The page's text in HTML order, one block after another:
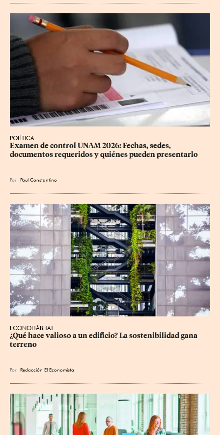
POLÍTICA
Examen de control UNAM 2026: Fechas, sedes,
documentos requeridos y quiénes pueden presentarlo
Por Paul Constantino
ECONOHÁBITAT
¿Qué hace valioso a un edificio? La sostenibilidad gana
terreno
Por Redacción El Economista